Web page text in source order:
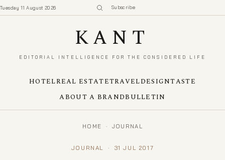
Tuesday 11 August 2026 Subscribe
KANT
EDITORIAL INTELLIGENCE FOR THE CONSIDERED LIFE
HOTELREAL ESTATETRAVELDESIGNTASTE
ABOUT A BRANDBULLETIN
HOME · JOURNAL
JOURNAL · 31 JUL 2017